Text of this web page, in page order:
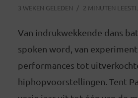
3 WEKEN GELEDEN
2 MINUTEN
Van indrukwekkende dans
spoken word, van
performances tot
hiphopvoorstellingen. Tent